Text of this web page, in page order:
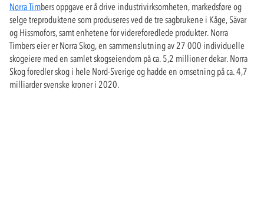
Norra Timbers oppgave er å drive industrivirksomheten, markedsføre og
selge treproduktene som produseres ved de tre sagbrukene i Kåge, Sävar
og Hissmofors, samt enhetene for videreforedlede produkter. Norra
Timbers eier er Norra Skog, en sammenslutning av 27 000 individuelle
skogeiere med en samlet skogseiendom på ca. 5,2 millioner dekar. Norra
Skog foredler skog i hele Nord-Sverige og hadde en omsetning på ca. 4,7
milliarder svenske kroner i 2020.